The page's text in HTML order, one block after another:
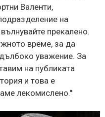
Валенти,
на
прекалено.
време, за да
уважение. За
на публиката
и това е
лекомислено."